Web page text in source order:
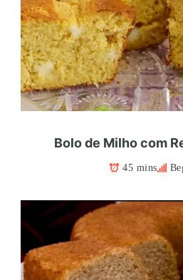
Bolo de Milho com
45 mins